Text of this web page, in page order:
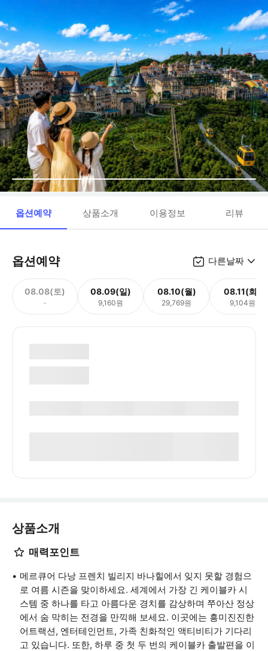
옵션예약 상품소개 이용정보 리뷰
옵션예약 다른날짜
08.08(토)
-
08.09(일)
9,160원
08.10(월)
29,769원
08.11(화)
9,104원
상품소개
매력포인트
메르큐어 다낭 프렌치 빌리지 바나힐에서 잊지 못할 경험으
로 여름 시즌을 맞이하세요. 세계에서 가장 긴 케이블카 시
스템 중 하나를 타고 아름다운 경치를 감상하며 쭈아산 정상
에서 숨 막히는 전경을 만끽해 보세요. 이곳에는 흥미진진한
어트랙션, 엔터테인먼트, 가족 친화적인 액티비티가 기다리
고 있습니다. 또한, 하루 중 첫 두 번의 케이블카 출발편을 이